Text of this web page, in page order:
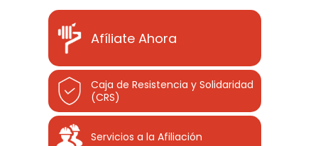
Afíliate Ahora
Caja de Resistencia y Solidaridad
(CRS)
Servicios a la Afiliación